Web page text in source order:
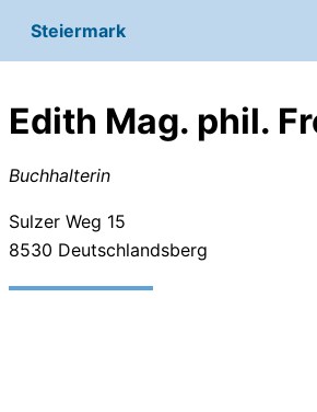
Steiermark
Edith Mag. phil.
Buchhalterin
Sulzer Weg 15
8530 Deutschlandsberg